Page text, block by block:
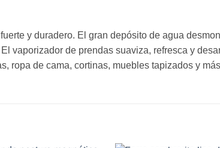
y duradero. El gran depósito de agua
vaporizador de prendas suaviza, refresca y
ropa de cama, cortinas, muebles tapizados y